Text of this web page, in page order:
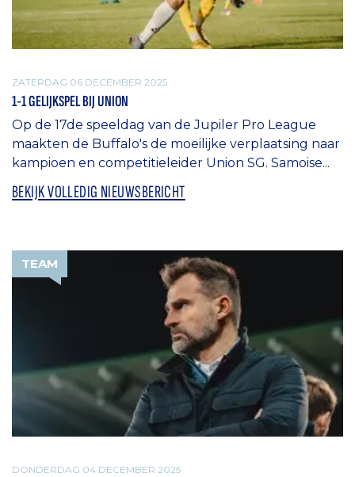
ZATERDAG 06 DECEMBER 2025
1-1 GELIJKSPEL BIJ UNION
Op de 17de speeldag van de Jupiler Pro League
maakten de Buffalo's de moeilijke verplaatsing naar
kampioen en competitieleider Union SG. Samoise...
BEKIJK VOLLEDIG NIEUWSBERICHT
TEAM
DONDERDAG 04 DECEMBER 2025